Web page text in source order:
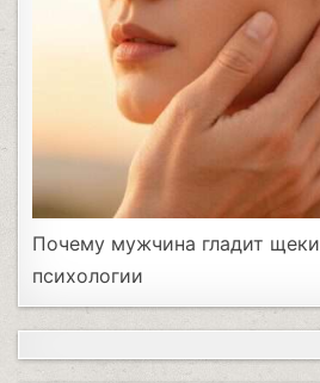
Почему мужчина гладит щеки
психологии